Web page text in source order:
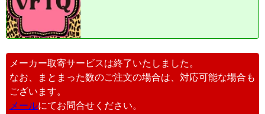
メーカー取寄サービスは終了いたしました。
なお、まとまった数のご注文の場合は、対応可能な場合も
ございます。
メールにてお問合せください。